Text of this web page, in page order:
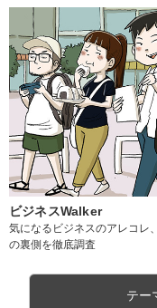
ビジネスWalker
気になるビジネスのアレコレ
の裏側を徹底調査
テー